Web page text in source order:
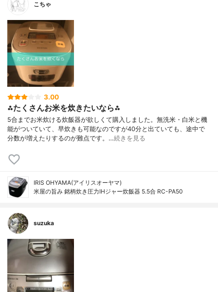
こちゃ
3.00
⁂たくさんお米を炊きたいなら⁂
5合までお米炊ける炊飯器が欲しくて購入しました。無洗米・白米と機
能がついていて、早炊きも可能なのですが40分と出ていても、途中で
分数が増えたりするのが難点です。…続きを見る
IRIS OHYAMA(アイリスオーヤマ)
米屋の旨み 銘柄炊き圧力IHジャー炊飯器 5.5合 RC-PA50
suzuka